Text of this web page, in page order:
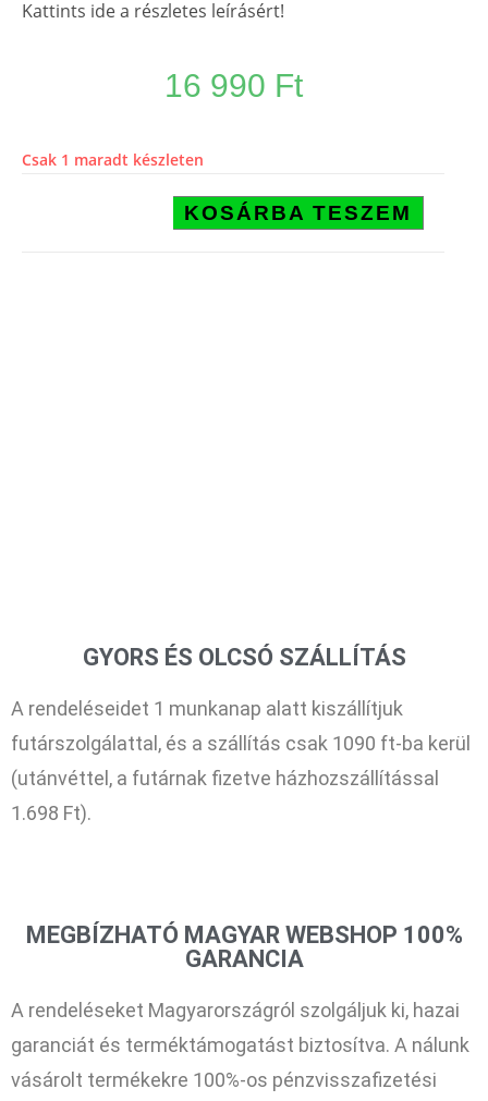
Kattints ide a részletes leírásért!
16 990 Ft
Csak 1 maradt készleten
KOSÁRBA TESZEM
GYORS ÉS OLCSÓ SZÁLLÍTÁS
A rendeléseidet 1 munkanap alatt kiszállítjuk
futárszolgálattal, és a szállítás csak 1090 ft-ba kerül
(utánvéttel, a futárnak fizetve házhozszállítással
1.698 Ft).
MEGBÍZHATÓ MAGYAR WEBSHOP 100%
GARANCIA
A rendeléseket Magyarországról szolgáljuk ki, hazai
garanciát és terméktámogatást biztosítva. A nálunk
vásárolt termékekre 100%-os pénzvisszafizetési